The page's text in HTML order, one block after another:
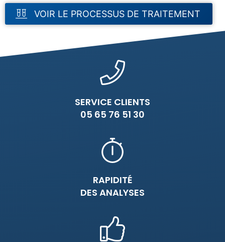
VOIR LE PROCESSUS DE TRAITEMENT
SERVICE CLIENTS
05 65 76 51 30
RAPIDITÉ
DES ANALYSES